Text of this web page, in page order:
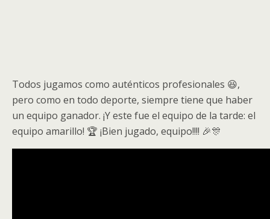
Todos jugamos como auténticos profesionales 😆,
pero como en todo deporte, siempre tiene que haber
un equipo ganador. ¡Y este fue el equipo de la tarde: el
equipo amarillo! 🏆 ¡Bien jugado, equipo!!!! 🎉🎊